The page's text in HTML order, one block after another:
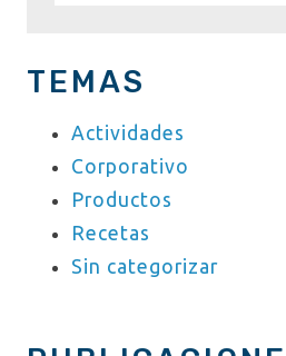
TEMAS
Actividades
Corporativo
Productos
Recetas
Sin categorizar